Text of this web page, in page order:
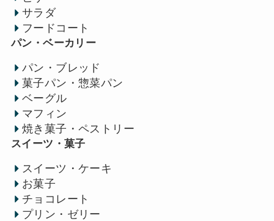
サラダ
フードコート
パン・ベーカリー
パン・ブレッド
菓子パン・惣菜パン
ベーグル
マフィン
焼き菓子・ペストリー
スイーツ・菓子
スイーツ・ケーキ
お菓子
チョコレート
プリン・ゼリー